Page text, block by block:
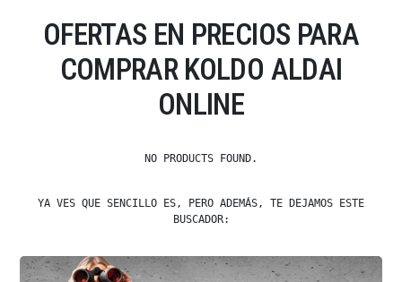
OFERTAS EN PRECIOS PARA
COMPRAR KOLDO ALDAI
ONLINE
NO PRODUCTS FOUND.
YA VES QUE SENCILLO ES, PERO ADEMÁS, TE DEJAMOS ESTE
BUSCADOR: